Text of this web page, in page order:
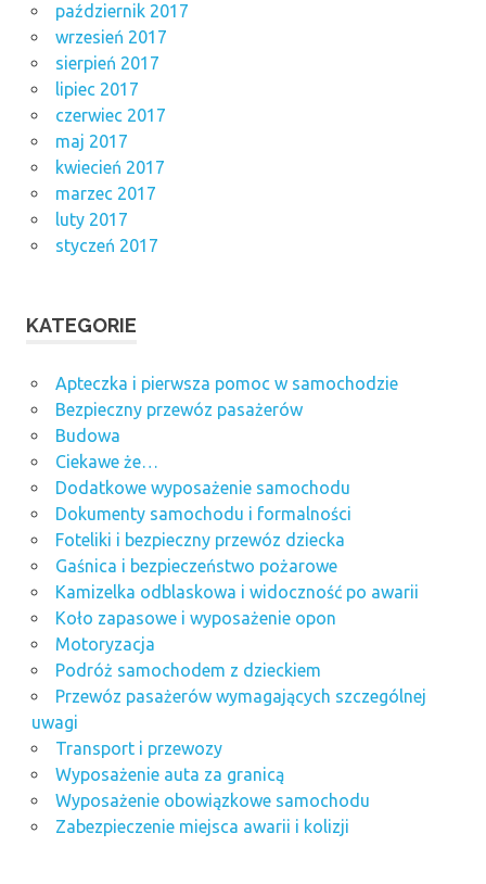
październik 2017
wrzesień 2017
sierpień 2017
lipiec 2017
czerwiec 2017
maj 2017
kwiecień 2017
marzec 2017
luty 2017
styczeń 2017
KATEGORIE
Apteczka i pierwsza pomoc w samochodzie
Bezpieczny przewóz pasażerów
Budowa
Ciekawe że…
Dodatkowe wyposażenie samochodu
Dokumenty samochodu i formalności
Foteliki i bezpieczny przewóz dziecka
Gaśnica i bezpieczeństwo pożarowe
Kamizelka odblaskowa i widoczność po awarii
Koło zapasowe i wyposażenie opon
Motoryzacja
Podróż samochodem z dzieckiem
Przewóz pasażerów wymagających szczególnej
uwagi
Transport i przewozy
Wyposażenie auta za granicą
Wyposażenie obowiązkowe samochodu
Zabezpieczenie miejsca awarii i kolizji